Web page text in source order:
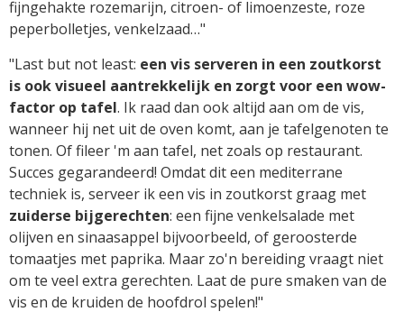
fijngehakte rozemarijn, citroen- of limoenzeste, roze
peperbolletjes, venkelzaad…"
"Last but not least: een vis serveren in een zoutkorst
is ook visueel aantrekkelijk en zorgt voor een wow-
factor op tafel. Ik raad dan ook altijd aan om de vis,
wanneer hij net uit de oven komt, aan je tafelgenoten te
tonen. Of fileer 'm aan tafel, net zoals op restaurant.
Succes gegarandeerd! Omdat dit een mediterrane
techniek is, serveer ik een vis in zoutkorst graag met
zuiderse bijgerechten: een fijne venkelsalade met
olijven en sinaasappel bijvoorbeeld, of geroosterde
tomaatjes met paprika. Maar zo'n bereiding vraagt niet
om te veel extra gerechten. Laat de pure smaken van de
vis en de kruiden de hoofdrol spelen!"